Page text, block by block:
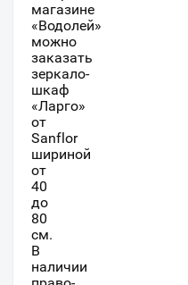
магазине
«Водолей»
можно
заказать
зеркало-
шкаф
«Ларго»
от
Sanflor
шириной
от
40
до
80
см.
В
наличии